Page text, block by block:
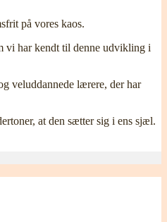
på vores kaos.
vi har kendt til denne udvikling i
veluddannede lærere, der har
at den sætter sig i ens sjæl.